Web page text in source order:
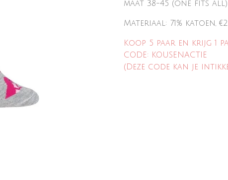
maat 38-45 (one fits all)
Materiaal: 71% katoen,
Koop 5 paar en krijg 1
CODE: KOUSENACTIE
(Deze code kan je